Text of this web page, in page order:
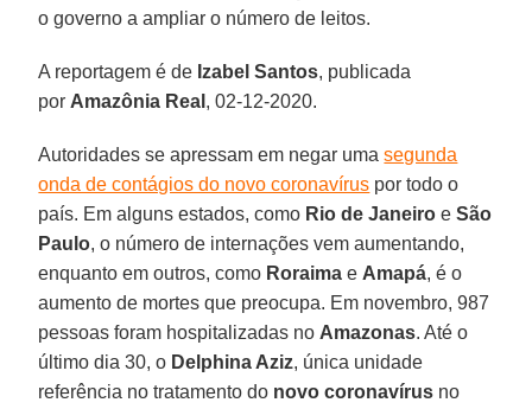
o governo a ampliar o número de leitos.
A reportagem é de Izabel Santos, publicada
por Amazônia Real , 02-12-2020.
Autoridades se apressam em negar umasegunda
onda de contágios do novo coronavírus por todo o
país. Em alguns estados, como Rio de Janeiro eSão
Paulo, o número de internações vem aumentando,
enquanto em outros, como Roraima e Amapá, é o
aumento de mortes que preocupa. Em novembro, 987
pessoas foram hospitalizadas no Amazonas. Até o
último dia 30, o Delphina Aziz, única unidade
referência no tratamento do novo coronavírus no